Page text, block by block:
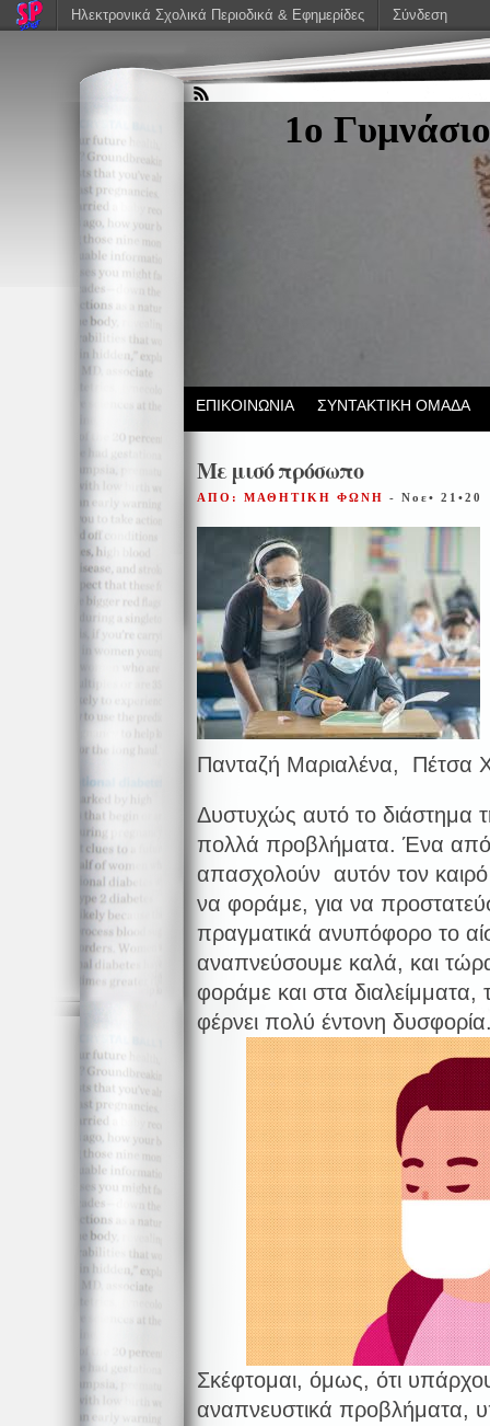
1ο
ΕΠΙΚΟΙΝΩΝΙΑ ΣΥΝΤΑΚΤΙΚΗ ΟΜΑΔΑ
Με μισό πρόσωπο
ΑΠΟ: ΜΑΘΗΤΙΚΗ ΦΩΝΗ - Νοε• 21•20
Πανταζή Μαριαλένα, Πέτσα
Δυστυχώς αυτό το διάστημα
πολλά προβλήματα. Ένα
απασχολούν αυτόν τον καιρό
να φοράμε, για να
πραγματικά ανυπόφορο το
αναπνεύσουμε καλά, και
φοράμε και στα
φέρνει πολύ έντονη
Σκέφτομαι, όμως, ότι
αναπνευστικά προβλήματα,
Ηλεκτρονικά Σχολικά Περιοδικά & Εφημερίδες Σύνδεση